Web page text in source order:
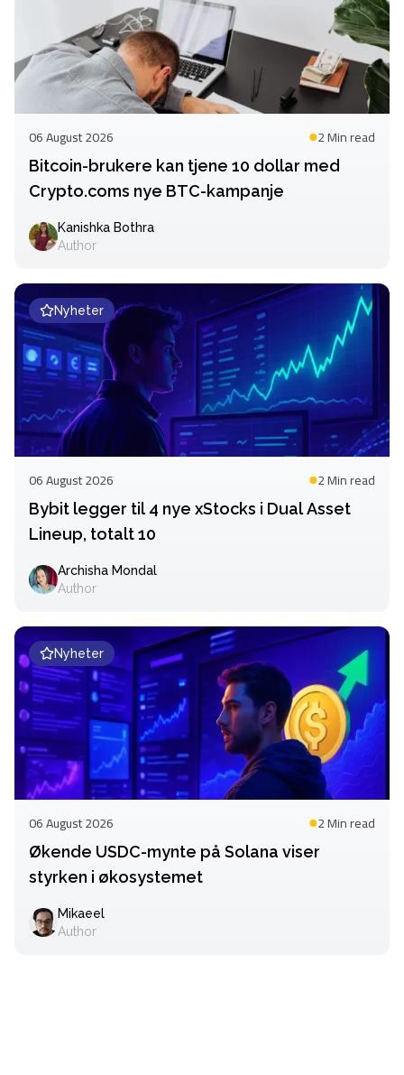
06 August 2026 2 Minread
Bitcoin-brukere kan tjene 10 dollar med
Crypto.coms nye BTC-kampanje
Kanishka Bothra
Author
Nyheter
06 August 2026 2 Minread
Bybit legger til 4 nye xStocks i Dual Asset
Lineup, totalt 10
Archisha Mondal
Author
Nyheter
06 August 2026 2 Minread
Økende USDC-mynte på Solana viser
styrken i økosystemet
Mikaeel
Author